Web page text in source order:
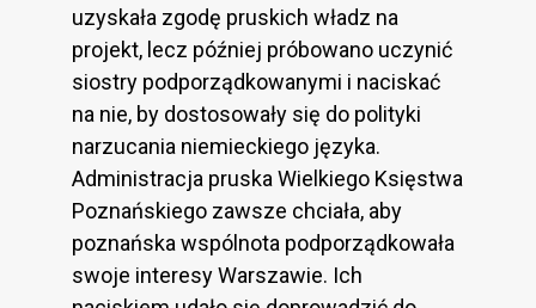
uzyskała zgodę pruskich władz na
projekt, lecz później próbowano uczynić
siostry podporządkowanymi i naciskać
na nie, by dostosowały się do polityki
narzucania niemieckiego języka.
Administracja pruska Wielkiego Księstwa
Poznańskiego zawsze chciała, aby
poznańska wspólnota podporządkowała
swoje interesy Warszawie. Ich